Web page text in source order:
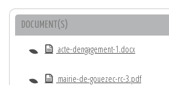
DOCUMENT(S)
acte-dengagement-1.docx
mairie-de-gouezec-rc-3.pdf